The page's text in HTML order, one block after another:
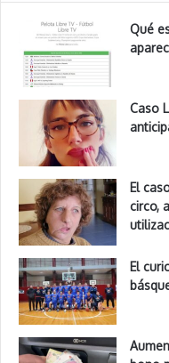
Qué
Caso
El
circo,
El